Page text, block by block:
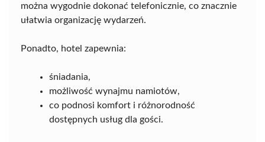
można wygodnie dokonać telefonicznie, co znacznie
ułatwia organizację wydarzeń.
Ponadto, hotel zapewnia:
śniadania,
możliwość wynajmu namiotów,
co podnosi komfort i różnorodność
dostępnych usług dla gości.